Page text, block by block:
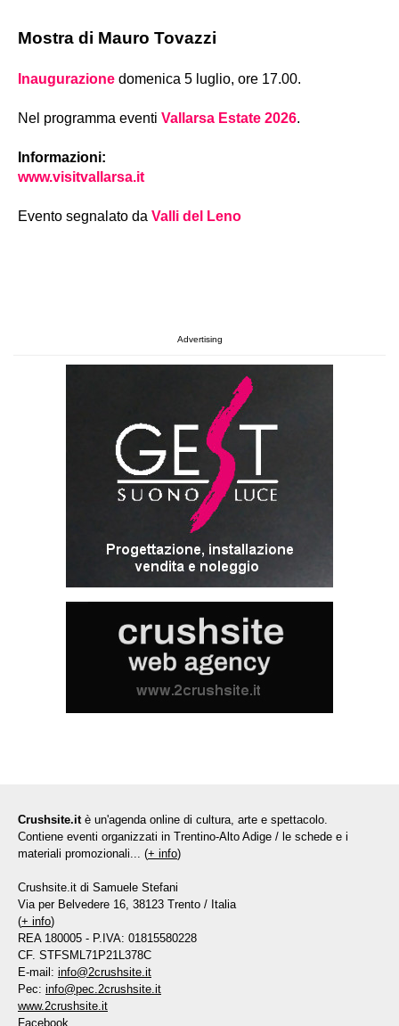
Mostra di Mauro Tovazzi
Inaugurazione domenica 5 luglio, ore 17.00.
Nel programma eventi Vallarsa Estate 2026.
Informazioni:
www.visitvallarsa.it
Evento segnalato da Valli del Leno
Advertising
Crushsite.it è un'agenda online di cultura, arte e spettacolo.
Contiene eventi organizzati in Trentino-Alto Adige / le schede e i
materiali promozionali... (+ info)
Crushsite.it di Samuele Stefani
Via per Belvedere 16, 38123 Trento / Italia
(+ info)
REA 180005 - P.IVA: 01815580228
CF. STFSML71P21L378C
E-mail: info@2crushsite.it
Pec: info@pec.2crushsite.it
www.2crushsite.it
Facebook